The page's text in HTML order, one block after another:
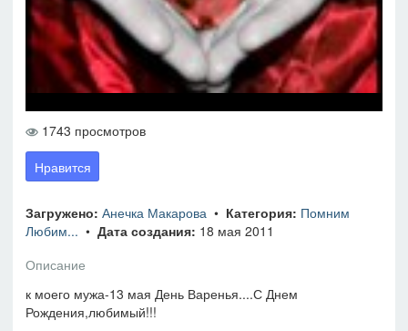
1743 просмотров
Нравится
Загружено: Анечка Макарова • Категория: Помним
Любим... • Дата создания: 18 мая 2011
Описание
к моего мужа-13 мая День Варенья....С Днем
Рождения,любимый!!!